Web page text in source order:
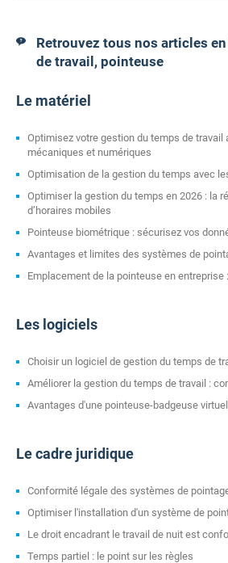
Retrouvez tous nos articles
de travail, pointeuse
Le matériel
Optimisez votre gestion du temps de travail
mécaniques et numériques
Optimisation de la gestion du temps avec
Optimiser la gestion du temps en 2026 : la
d’horaires mobiles
Pointeuse biométrique : sécurisez vos
Avantages et limites des systèmes de
Emplacement de la pointeuse en entreprise
Les logiciels
Choisir un logiciel de gestion du temps de
Améliorer la gestion du temps de travail :
Avantages d'une pointeuse-badgeuse
Le cadre juridique
Conformité légale des systèmes de
Optimiser l'installation d'un système de
Le droit encadrant le travail de nuit est
Temps partiel : le point sur les règles